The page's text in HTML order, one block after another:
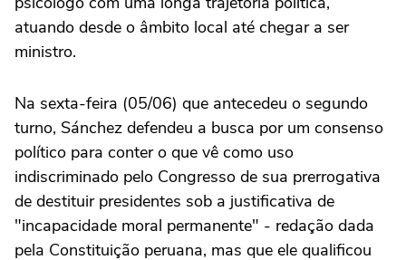
atuando desde o âmbito local até chegar a ser
ministro.
Na sexta-feira (05/06) que antecedeu o segundo
turno, Sánchez defendeu a busca por um consenso
político para conter o que vê como uso
indiscriminado pelo Congresso de sua prerrogativa
de destituir presidentes sob a justificativa de
"incapacidade moral permanente" - redação dada
pela Constituição peruana, mas que ele qualificou